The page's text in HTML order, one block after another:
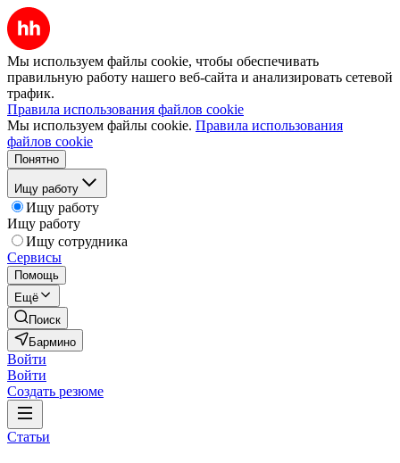
Мы используем файлы cookie, чтобы обеспечивать
правильную работу нашего веб-сайта и анализировать сетевой
трафик.
Правила использования файлов cookie
Мы используем файлы cookie. Правила использования
файлов cookie
Понятно
Ищу работу
Ищу работу
Ищу работу
Ищу сотрудника
Сервисы
Помощь
Ещё
Поиск
Бармино
Войти
Войти
Создать резюме
Статьи